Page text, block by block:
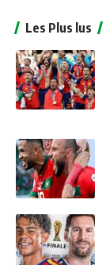
Les Plus lus